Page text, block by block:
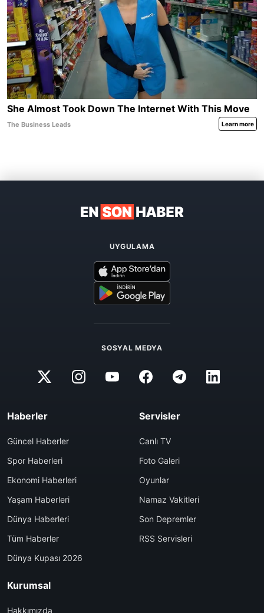
UYGULAMA
SOSYAL MEDYA
Haberler
Güncel Haberler
Spor Haberleri
Ekonomi Haberleri
Yaşam Haberleri
Dünya Haberleri
Tüm Haberler
Dünya Kupası 2026
Servisler
Canlı TV
Foto Galeri
Oyunlar
Namaz Vakitleri
Son Depremler
RSS Servisleri
Kurumsal
Hakkımızda